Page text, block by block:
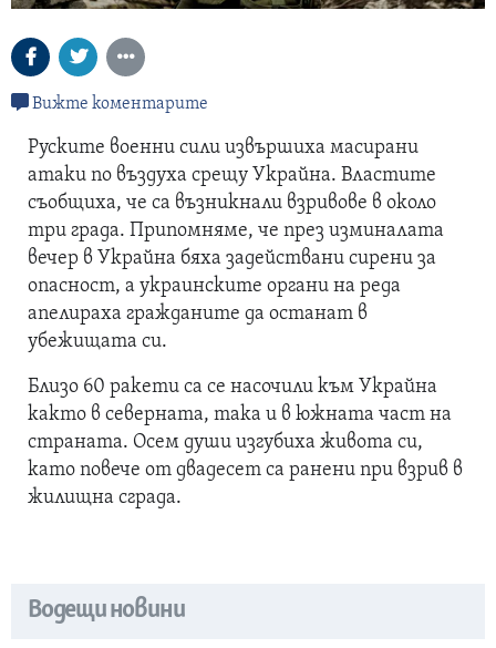
Вижте коментарите
Руските военни сили извършиха масирани
атаки по въздуха срещу Украйна. Властите
съобщиха, че са възникнали взривове в около
три града. Припомняме, че през изминалата
вечер в Украйна бяха задействани сирени за
опасност, а украинските органи на реда
апелираха гражданите да останат в
убежищата си.
Близо 60 ракети са се насочили към Украйна
както в северната, така и в южната част на
страната. Осем души изгубиха живота си,
като повече от двадесет са ранени при взрив в
жилищна сграда.
Водещи новини